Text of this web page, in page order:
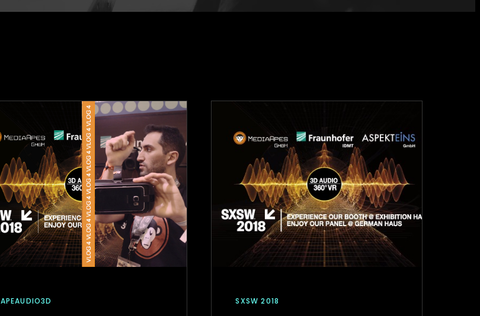
APEAUDIO3D SXSW 2018